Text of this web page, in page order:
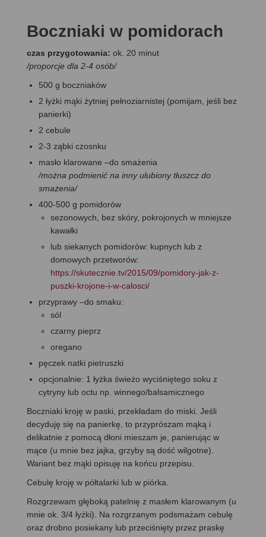
Boczniaki w pomidorach
czas przygotowania: ok. 20 minut
/proporcje dla 2-4 osób/
500 g boczniaków
2 łyżki mąki żytniej pełnoziarnistej (pomijam, jeśli bez
panierki)
2 cebule
2-3 ząbki czosnku
masło klarowane –do smażenia
/można podmienić na inny ulubiony tłuszcz do
smażenia/
400-500 g pomidorów
sezonowych, bez skóry, pokrojonych w mniejsze
kawałki
lub siekanych pomidorów: kupnych lub z
domowych przetworów:
https://skutecznie.tv/2015/09/pomidory-jak-z-
puszki-krojone-i-w-calosci/
przyprawy –do smaku:
sól
czarny pieprz
oregano
pęczek natki pietruszki
opcjonalnie: 1 łyżka świeżo wyciśniętego soku z
cytryny lub octu np. winnego/balsamicznego
Boczniaki kroję w paski, przekładam do miski. Jeśli
decyduję się na panierkę, to przyprószam mąką i
delikatnie z pomocą dłoni mieszam je, panierując w
mące (u mnie bez jajka, grzyby są dość wilgotne).
Wariant bez mąki opisuję na końcu przepisu.
Cebulę kroję w półtalarki lub w piórka.
Rozgrzewam głęboką patelnię z masłem klarowanym (u
mnie ok. 3/4 łyżki). Na rozgrzanym podsmażam cebulę
oraz drobno posiekany lub przeciśnięty przez praskę